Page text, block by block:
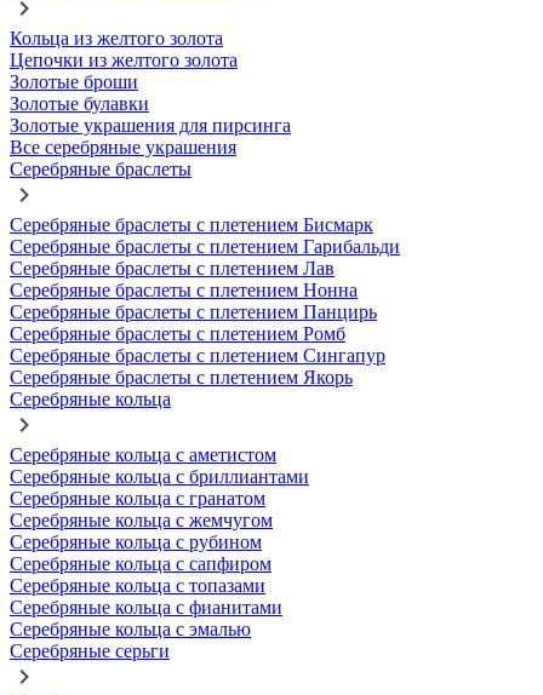
Кольца из желтого золота
Цепочки из желтого золота
Золотые броши
Золотые булавки
Золотые украшения для пирсинга
Все серебряные украшения
Серебряные браслеты
Серебряные браслеты с плетением Бисмарк
Серебряные браслеты с плетением Гарибальди
Серебряные браслеты с плетением Лав
Серебряные браслеты с плетением Нонна
Серебряные браслеты с плетением Панцирь
Серебряные браслеты с плетением Ромб
Серебряные браслеты с плетением Сингапур
Серебряные браслеты с плетением Якорь
Серебряные кольца
Серебряные кольца с аметистом
Серебряные кольца с бриллиантами
Серебряные кольца с гранатом
Серебряные кольца с жемчугом
Серебряные кольца с рубином
Серебряные кольца с сапфиром
Серебряные кольца с топазами
Серебряные кольца с фианитами
Серебряные кольца с эмалью
Серебряные серьги